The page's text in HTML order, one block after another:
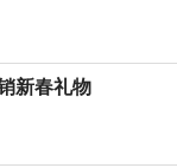
新春礼物